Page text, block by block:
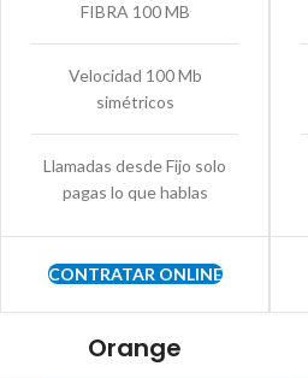
FIBRA 100 MB
Velocidad 100 Mb
simétricos
Llamadas desde Fijo solo
pagas lo que hablas
CONTRATAR ONLINE
Orange